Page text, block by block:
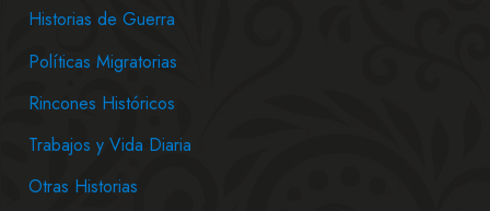
Historias de Guerra
Políticas Migratorias
Rincones Históricos
Trabajos y Vida Diaria
Otras Historias